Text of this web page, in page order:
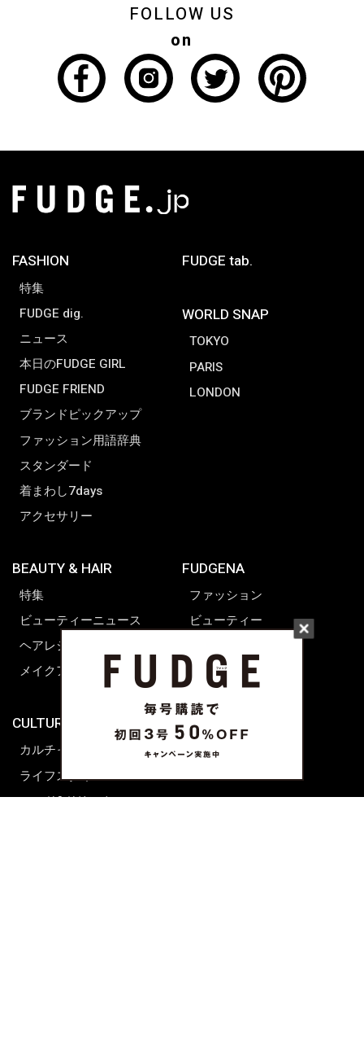
FOLLOW US
on
FASHION
特集
FUDGE dig.
ニュース
本日のFUDGE GIRL
FUDGE FRIEND
ブランドピックアップ
ファッション用語辞典
スタンダード
着まわし7days
アクセサリー
FUDGE tab.
WORLD SNAP
TOKYO
PARIS
LONDON
BEAUTY & HAIR
特集
ビューティーニュース
ヘアレシピ ストーリーズ
メイクアップティップス
CULTURE & LIFE
カルチャー
ライフスタイル
フード&ドリンク
FUDGENA
ファッション
ビューティー
ライフスタイル